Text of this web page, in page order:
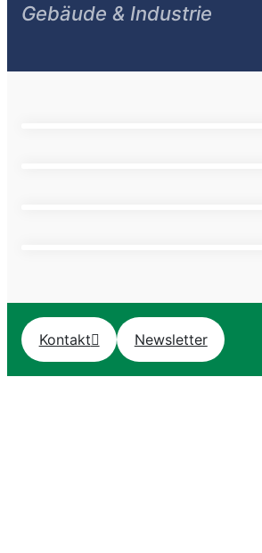
Gebäude & Industrie
Effektiver Brandschutz für
Kontakt Newsletter